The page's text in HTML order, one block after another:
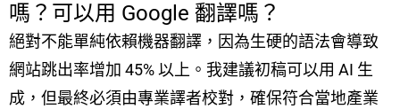
嗎？可以用 Google 翻譯嗎？
絕對不能單純依賴機器翻譯，因為生硬的語法會導致
網站跳出率增加 45% 以上。我建議初稿可以用 AI 生
成，但最終必須由專業譯者校對，確保符合當地產業